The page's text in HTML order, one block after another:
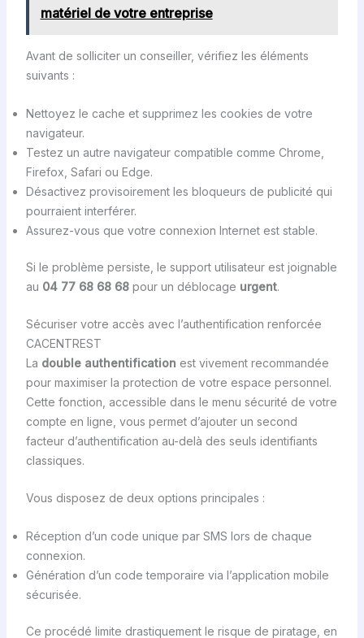
matériel de votre entreprise
Avant de solliciter un conseiller, vérifiez les éléments
suivants :
Nettoyez le cache et supprimez les cookies de votre
navigateur.
Testez un autre navigateur compatible comme Chrome,
Firefox, Safari ou Edge.
Désactivez provisoirement les bloqueurs de publicité qui
pourraient interférer.
Assurez-vous que votre connexion Internet est stable.
Si le problème persiste, le support utilisateur est joignable
au 04 77 68 68 68pour un déblocage urgent.
Sécuriser votre accès avec l’authentification renforcée
CACENTREST
La double authentification est vivement recommandée
pour maximiser la protection de votre espace personnel.
Cette fonction, accessible dans le menu sécurité de votre
compte en ligne, vous permet d’ajouter un second
facteur d’authentification au-delà des seuls identifiants
classiques.
Vous disposez de deux options principales :
Réception d’un code unique par SMS lors de chaque
connexion.
Génération d’un code temporaire via l’application mobile
sécurisée.
Ce procédé limite drastiquement le risque de piratage, en